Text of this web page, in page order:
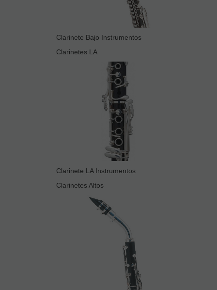
Clarinete Bajo Instrumentos
Clarinetes LA
Clarinete LA Instrumentos
Clarinetes Altos